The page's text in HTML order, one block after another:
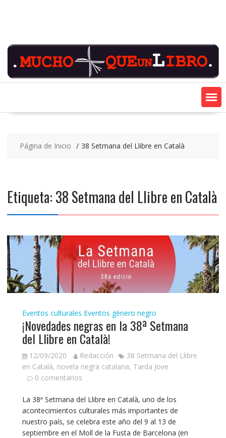
Página de Inicio 38 Setmana del Llibre en Català
Etiqueta:38 Setmana del Llibre en Català
Eventos culturales Eventos género negro
¡Novedades negras en la 38ª Setmana
del Llibre en Català!
12/09/2020 Redacción
38 Setmana del Llibre
en Català, novela negra catalana, Tarda Jove
0 comentarios
La 38ª Setmana del Llibre en Català, uno de los
acontecimientos culturales más importantes de
nuestro país, se celebra este año del 9 al 13 de
septiembre en el Moll de la Fusta de Barcelona (en